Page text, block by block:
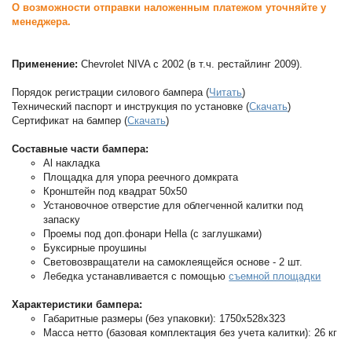
О возможности отправки наложенным платежом уточняйте у
менеджера.
Применение: Chevrolet NIVA с 2002 (в т.ч. рестайлинг 2009).
Порядок регистрации силового бампера (Читать)
Технический паспорт и инструкция по установке (Скачать)
Сертификат на бампер (Скачать)
Составные части бампера:
Al накладка
Площадка для упора реечного домкрата
Кронштейн под квадрат 50х50
Установочное отверстие для облегченной калитки под
запаску
Проемы под доп.фонари Hella (с заглушками)
Буксирные проушины
Световозвращатели на самоклеящейся основе - 2 шт.
Лебедка устанавливается с помощьюсъемной площадки
Характеристики бампера:
Габаритные размеры (без упаковки): 1750х528х323
Масса нетто (базовая комплектация без учета калитки): 26 кг